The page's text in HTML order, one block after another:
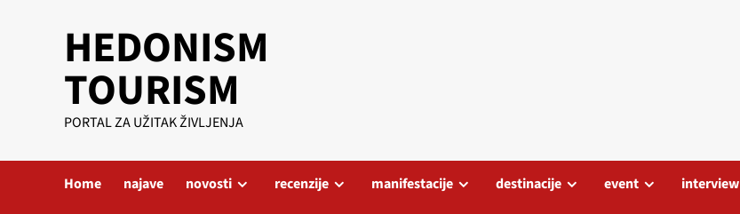
HEDONISM
TOURISM
PORTAL ZA UŽITAK ŽIVLJENJA
Home najave novosti recenzije manifestacije destinacije event interview